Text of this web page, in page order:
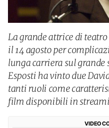
La grande attrice di
il 14 agosto per
lunga carriera sul grande
Esposti ha vinto due
tanti ruoli come
film disponibili in
VIDEO